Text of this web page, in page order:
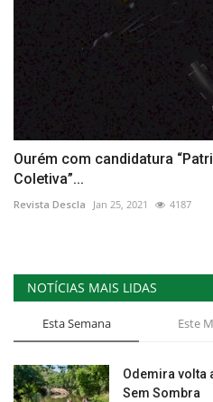
Ourém com candidatura
Coletiva”...
Revista Descla Jan 25, 2021 4187
NOTÍCIAS MAIS LIDAS
Esta Semana Este
Odemira volta
Sem Sombra